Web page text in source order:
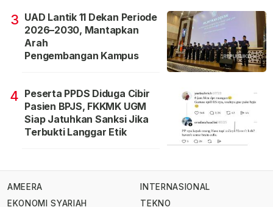
3 UAD Lantik 11 Dekan Periode
2026–2030, Mantapkan
Arah
Pengembangan Kampus
4 Peserta PPDS Diduga Cibir
Pasien BPJS, FKKMK UGM
Siap Jatuhkan Sanksi Jika
Terbukti Langgar Etik
AMEERA
EKONOMI SYARIAH
INTERNASIONAL
TEKNO